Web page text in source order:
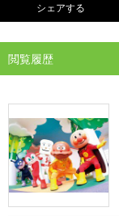
シェアする
閲覧履歴